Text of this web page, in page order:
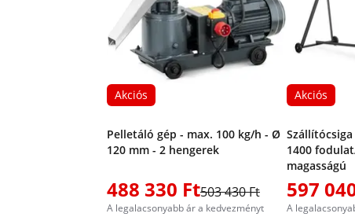
Akciós
Pelletáló gép - max. 100 kg/h - Ø
120 mm - 2 hengerek
488 330 Ft503 430 Ft
A legalacsonyabb ár a kedvezményt
Akciós
1400
magasságú
597
A